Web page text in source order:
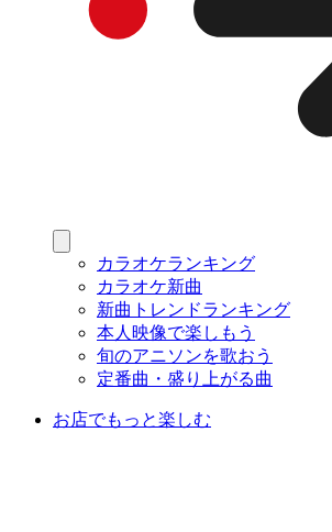
カラオケランキング
カラオケ新曲
新曲トレンドランキング
本人映像で楽しもう
旬のアニソンを歌おう
定番曲・盛り上がる曲
お店でもっと楽しむ